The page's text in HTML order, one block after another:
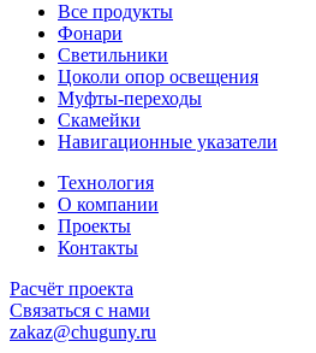
Все продукты
Фонари
Светильники
Цоколи опор освещения
Муфты-переходы
Скамейки
Навигационные указатели
Технология
О компании
Проекты
Контакты
Расчёт проекта
Связаться с нами
zakaz@chuguny.ru